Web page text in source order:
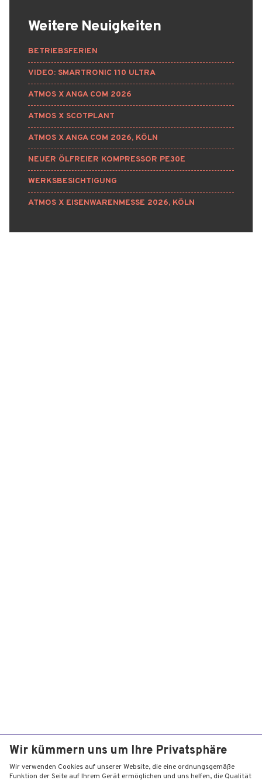
Weitere Neuigkeiten
BETRIEBSFERIEN
VIDEO: SMARTRONIC 110 ULTRA
ATMOS X ANGA COM 2026
ATMOS X SCOTPLANT
ATMOS X ANGA COM 2026, KÖLN
NEUER ÖLFREIER KOMPRESSOR PE30E
WERKSBESICHTIGUNG
ATMOS X EISENWARENMESSE 2026, KÖLN
Wir kümmern uns um Ihre Privatsphäre
Wir verwenden Cookies auf unserer Website, die eine ordnungsgemäße
Funktion der Seite auf Ihrem Gerät ermöglichen und uns helfen, die Qualität